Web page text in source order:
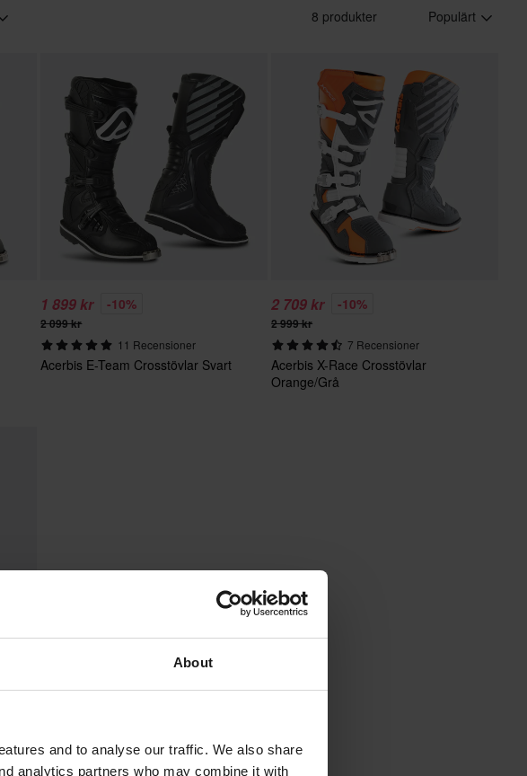
About
and to analyse our traffic. We also share
analytics partners who may combine it with
8 produkter Populärt
1 899 kr -10%
2 099 kr
11 Recensioner
Acerbis E-Team Crosstövlar Svart
2 709 kr -10%
2 999 kr
7 Recensioner
Acerbis X-Race Crosstövlar
Orange/Grå